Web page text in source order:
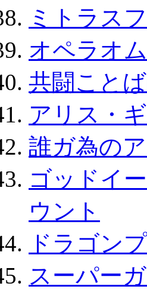
ミトラス
オペラオ
共闘こと
アリス・
誰ガ為の
ゴッドイ
ウント
ドラゴン
スーパー